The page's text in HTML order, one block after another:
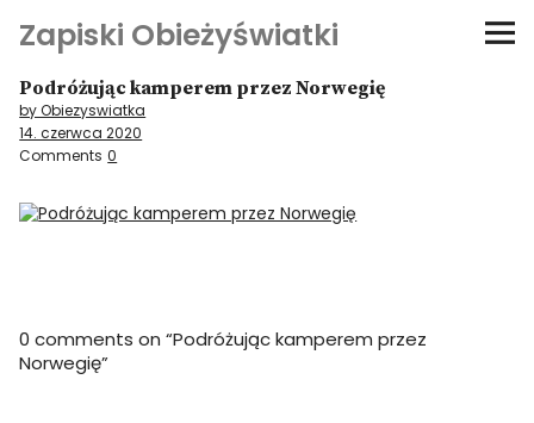
Zapiski Obieżyświatki
Podróże
Kultura i sztuka
Kątem oka
Niezwyczajne ściany
Podróżując kamperem przez Norwegię
by Obiezyswiatka
14. czerwca 2020
Comments 0
0 comments on “Podróżując kamperem przez
Norwegię”